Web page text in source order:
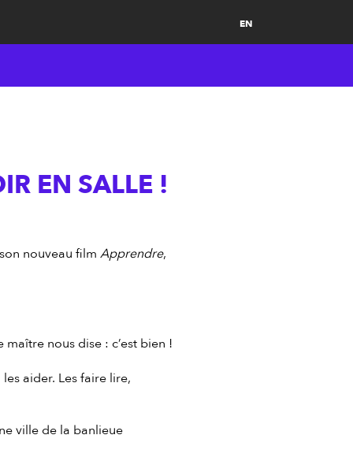
EN
EN SALLE !
nouveau film Apprendre,
nous dise : c’est bien !
aider. Les faire lire,
ville de la banlieue